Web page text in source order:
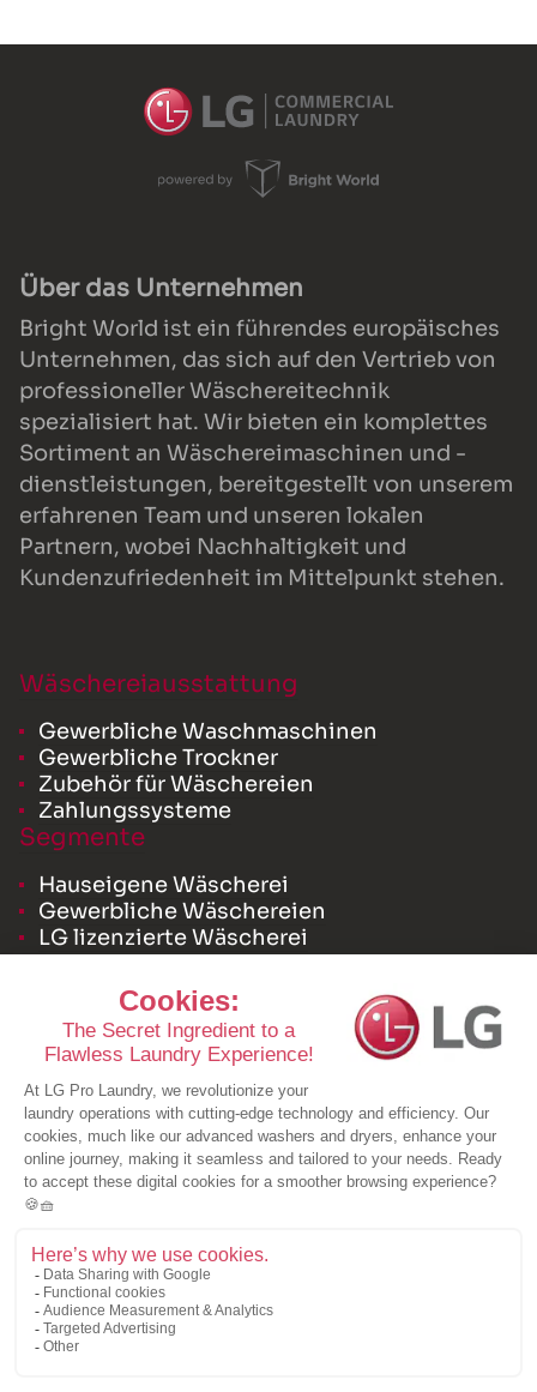
Über das Unternehmen
Bright World ist ein führendes europäisches
Unternehmen, das sich auf den Vertrieb von
professioneller Wäschereitechnik
spezialisiert hat. Wir bieten ein komplettes
Sortiment an Wäschereimaschinen und -
dienstleistungen, bereitgestellt von unserem
erfahrenen Team und unseren lokalen
Partnern, wobei Nachhaltigkeit und
Kundenzufriedenheit im Mittelpunkt stehen.
Wäschereiausstattung
Gewerbliche Waschmaschinen
Gewerbliche Trockner
Zubehör für Wäschereien
Zahlungssysteme
Segmente
Hauseigene Wäscherei
Gewerbliche Wäschereien
LG lizenzierte Wäscherei
Ressourcen
Fallstudien
Broschüren
Neuigkeiten
Angebot anfordern
Für Vertriebshändler
Über uns
Angebot anfordern
Cookie Policy
Privacy Statement
© Bright World